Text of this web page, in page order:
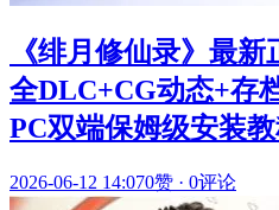
《绯月修仙录》最新
全DLC+CG动态+存
PC双端保姆级安装
2026-06-12 14:070赞 · 0评论